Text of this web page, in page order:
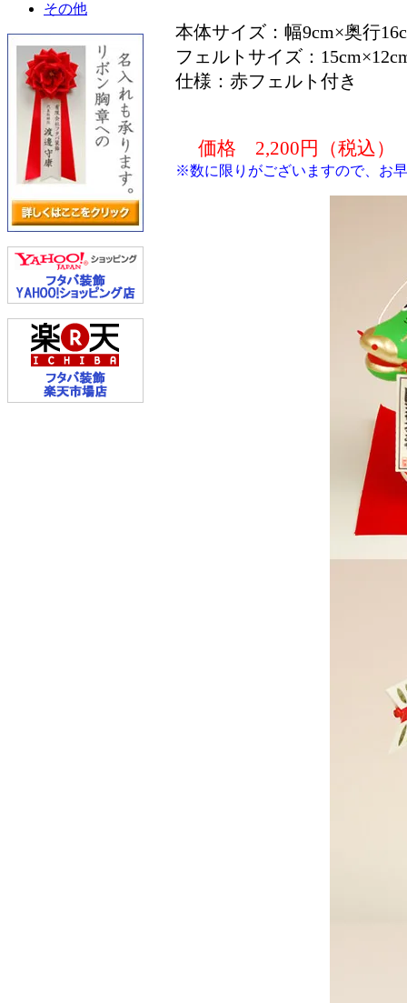
その他
本体サイズ：幅9cm×奥行
フェルトサイズ：
仕様：赤フェルト付き
価格 2,200円（税込）
※数に限りがございますので、お